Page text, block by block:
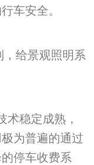
车安全。
，给景观照明系
术稳定成熟，
为普遍的通过
停车收费系